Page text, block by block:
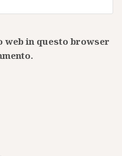
web in questo browser